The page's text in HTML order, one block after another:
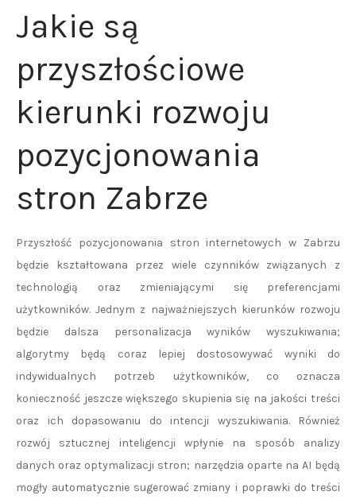
Jakie są
przyszłościowe
kierunki rozwoju
pozycjonowania
stron Zabrze
Przyszłość pozycjonowania stron internetowych w Zabrzu
będzie kształtowana przez wiele czynników związanych z
technologią oraz zmieniającymi się preferencjami
użytkowników. Jednym z najważniejszych kierunków rozwoju
będzie dalsza personalizacja wyników wyszukiwania;
algorytmy będą coraz lepiej dostosowywać wyniki do
indywidualnych potrzeb użytkowników, co oznacza
konieczność jeszcze większego skupienia się na jakości treści
oraz ich dopasowaniu do intencji wyszukiwania. Również
rozwój sztucznej inteligencji wpłynie na sposób analizy
danych oraz optymalizacji stron; narzędzia oparte na AI będą
mogły automatycznie sugerować zmiany i poprawki do treści